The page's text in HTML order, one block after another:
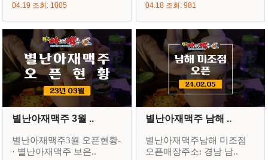
04.19 조회: 1005 04.18 조회: 981
별난아재맥주 3월 ..
별난아재맥주3월 오픈현황-
· 별난아재맥주 보은..
별난아재맥주 남해 ..
별난아재맥주남해 미조점
오픈매장주소: 경남 남..